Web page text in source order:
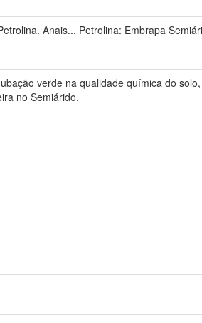
Anais... Petrolina: Embrapa
verde na qualidade química do
no Semiárido.